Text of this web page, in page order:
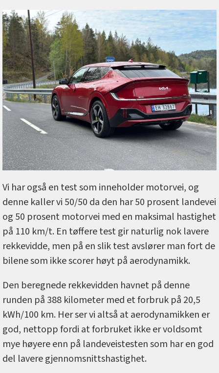
Vi har også en test som inneholder motorvei, og
denne kaller vi 50/50 da den har 50 prosent landevei
og 50 prosent motorvei med en maksimal hastighet
på 110 km/t. En tøffere test gir naturlig nok lavere
rekkevidde, men på en slik test avslører man fort de
bilene som ikke scorer høyt på aerodynamikk.
Den beregnede rekkevidden havnet på denne
runden på 388 kilometer med et forbruk på 20,5
kWh/100 km. Her ser vi altså at aerodynamikken er
god, nettopp fordi at forbruket ikke er voldsomt
mye høyere enn på landeveistesten som har en god
del lavere gjennomsnittshastighet.